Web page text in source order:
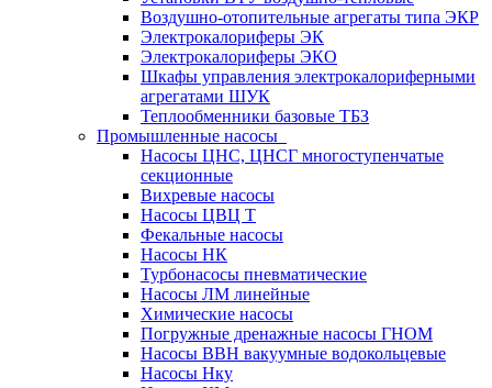
Воздушно-отопительные агрегаты типа ЭКР
Электрокалориферы ЭК
Электрокалориферы ЭКО
Шкафы управления электрокалориферными
агрегатами ШУК
Теплообменники базовые ТБЗ
Промышленные насосы
Насосы ЦНС, ЦНСГ многоступенчатые
секционные
Вихревые насосы
Насосы ЦВЦ Т
Фекальные насосы
Насосы НК
Турбонасосы пневматические
Насосы ЛМ линейные
Химические насосы
Погружные дренажные насосы ГНОМ
Насосы ВВН вакуумные водокольцевые
Насосы Нку